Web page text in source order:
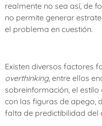
realmente no sea así, de
no permite generar
el problema en cuestión.
Existen diversos factores
overthinking, entre ellos
sobreinformación, el
con las figuras de apego,
falta de predictibilidad del